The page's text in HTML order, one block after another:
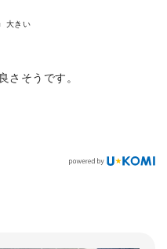
大きい
さそうです。